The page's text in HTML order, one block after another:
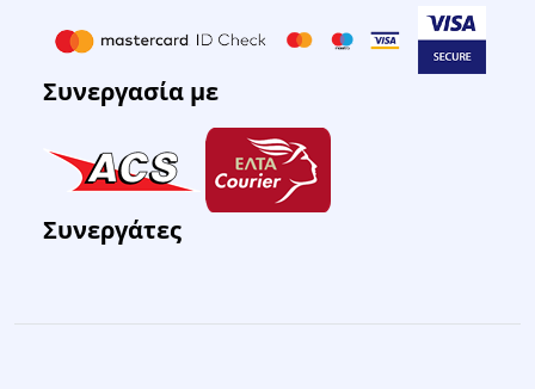
Συνεργασία με
Συνεργάτες